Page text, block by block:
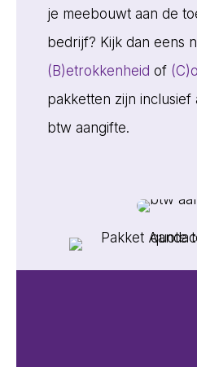
je meebouwt aan de
bedrijf? Kijk dan eens
(B)etrokkenheid of
pakketten zijn inclusief
btw aangifte.